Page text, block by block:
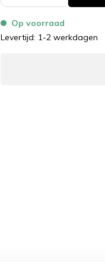
Op voorraad
Levertijd: 1-2 werkdagen